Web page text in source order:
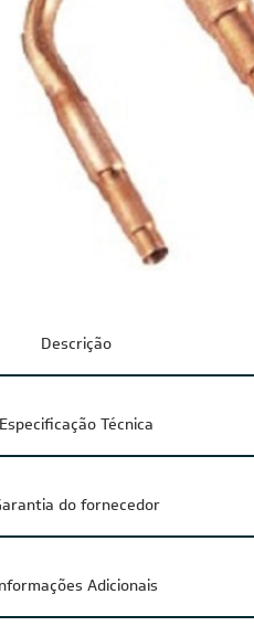
Descrição
Técnica
do fornecedor
Adicionais